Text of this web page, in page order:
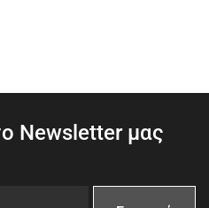
Newsletter μας